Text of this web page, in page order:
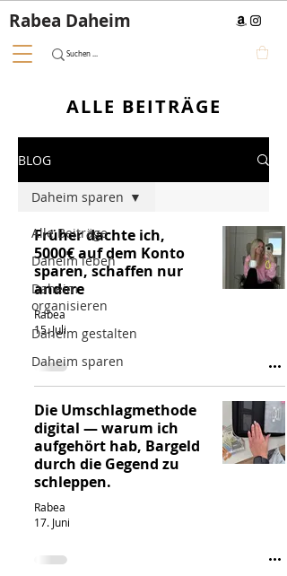
Rabea Daheim
ALLE BEITRÄGE
BLOG
Alle Beiträge
Daheim leben
Daheim
organisieren
Daheim gestalten
Daheim sparen
Daheim sparen
Früher dachte ich,
5000€ auf dem Konto
sparen, schaffen nur
andere
Rabea
15. Juli
Die Umschlagmethode
digital — warum ich
aufgehört hab, Bargeld
durch die Gegend zu
schleppen.
Rabea
17. Juni